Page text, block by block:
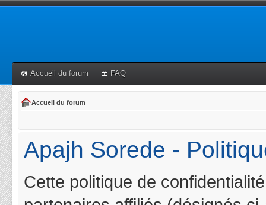
Accueil du forum FAQ
Accueil du forum
Apajh Sorede -
Cette politique de